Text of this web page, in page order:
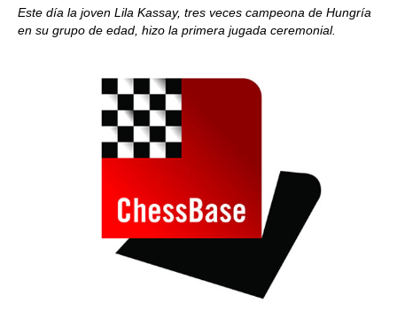
Este día la joven Lila Kassay, tres veces campeona de Hungría
en su grupo de edad, hizo la primera jugada ceremonial.